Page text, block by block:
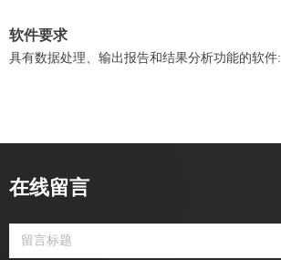
软件要求
具有数据处理、输出报告和结果分析功能的软件:
在线留言